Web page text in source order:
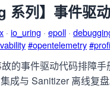
系列】事件驱
· io_uring · epoll ·
#opentelemetry
的事件驱动代码排障
成与 Sanitizer 离线复盘